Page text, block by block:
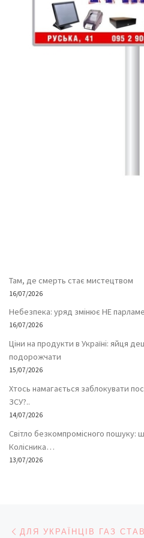
Там, де смерть стає мистецтвом
16/07/2026
Небезпека: уряд змінює НЕ
16/07/2026
Ціни на продукти в Україні: яйця
подорожчати
15/07/2026
Хтось намагається заблокувати
ЗСУ?..
14/07/2026
Світло безкомпромісного пошуку:
Колісника…
13/07/2026
Навігація